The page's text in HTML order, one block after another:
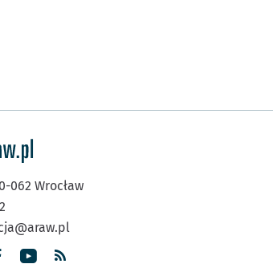
062 Wrocław